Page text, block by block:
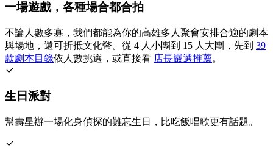
一場遊戲，各種場合都合拍
不論人數多寡，我們都能為你的高雄多人聚會安排合適的劇本
與場地，還可折抵文化幣。從 4 人小團到 15 人大團，先到 39
款劇本目錄依人數挑選，或直接看 店長嚴選推薦。
生日派對
幫壽星辦一場化身偵探的難忘生日，比吃飯唱歌更有話題。